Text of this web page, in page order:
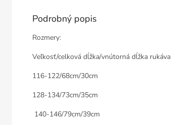
Podrobný popis
Rozmery:
Veľkosť/celková dĺžka/vnútorná dĺžka rukáva
116-122/68cm/30cm
128-134/73cm/35cm
140-146/79cm/39cm